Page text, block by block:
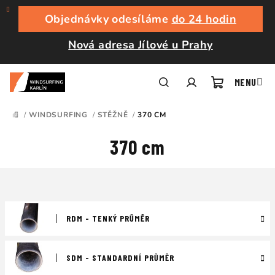
Přejít
obsah
Objednávky odesíláme do 24 hodin
Nová adresa Jílové u Prahy
DOMŮ
/ WINDSURFING / STĚŽNĚ / 370 CM
370 cm
RDM - TENKÝ PRŮMĚR
SDM - STANDARDNÍ PRŮMĚR